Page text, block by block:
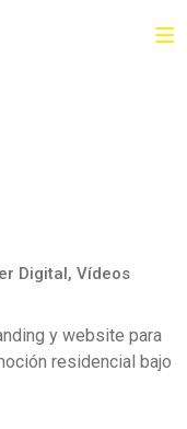
Digital, Vídeos
y website para
residencial bajo